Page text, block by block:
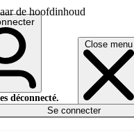
de hoofdinhoud
Close menu
déconnecté.
Se connecter